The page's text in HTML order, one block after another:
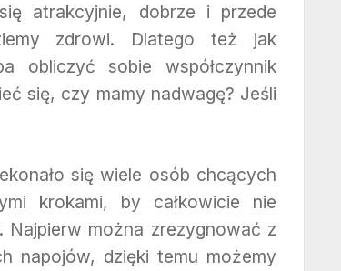
atrakcyjnie, dobrze i przede
zdrowi. Dlatego też jak
obliczyć sobie współczynnik
się, czy mamy nadwagę? Jeśli
się wiele osób chcących
krokami, by całkowicie nie
Najpierw można zrezygnować z
napojów, dzięki temu możemy